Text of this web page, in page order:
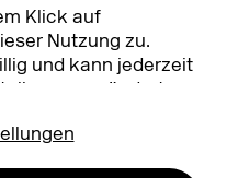
Klick auf
Nutzung zu.
und kann jederzeit
geändert
T. +49 221 821 2020